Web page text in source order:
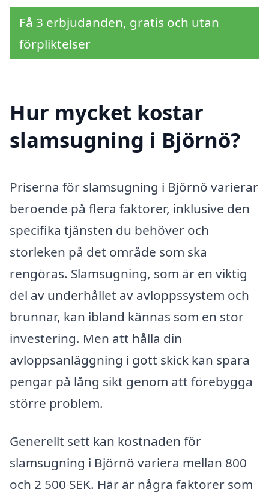
Få 3 erbjudanden, gratis och utan
förpliktelser
Hur mycket kostar
slamsugning i Björnö?
Priserna för slamsugning i Björnö varierar
beroende på flera faktorer, inklusive den
specifika tjänsten du behöver och
storleken på det område som ska
rengöras. Slamsugning, som är en viktig
del av underhållet av avloppssystem och
brunnar, kan ibland kännas som en stor
investering. Men att hålla din
avloppsanläggning i gott skick kan spara
pengar på lång sikt genom att förebygga
större problem.
Generellt sett kan kostnaden för
slamsugning i Björnö variera mellan 800
och 2 500 SEK. Här är några faktorer som